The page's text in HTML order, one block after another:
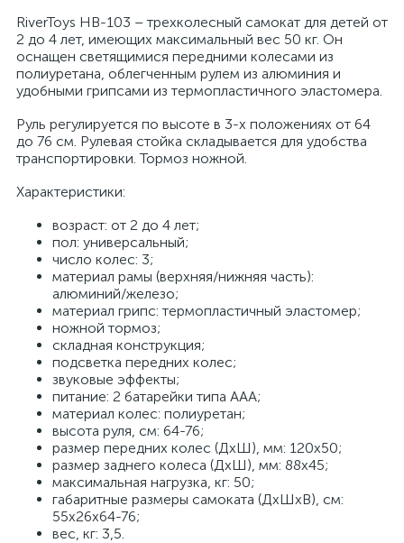
RiverToys HB-103 – трехколесный самокат для детей от
2 до 4 лет, имеющих максимальный вес 50 кг. Он
оснащен светящимися передними колесами из
полиуретана, облегченным рулем из алюминия и
удобными грипсами из термопластичного эластомера.
Руль регулируется по высоте в 3-х положениях от 64
до 76 см. Рулевая стойка складывается для удобства
транспортировки. Тормоз ножной.
Характеристики:
возраст: от 2 до 4 лет;
пол: универсальный;
число колес: 3;
материал рамы (верхняя/нижняя часть):
алюминий/железо;
материал грипс: термопластичный эластомер;
ножной тормоз;
складная конструкция;
подсветка передних колес;
звуковые эффекты;
питание: 2 батарейки типа ААА;
материал колес: полиуретан;
высота руля, см: 64-76;
размер передних колес (ДхШ), мм: 120х50;
размер заднего колеса (ДхШ), мм: 88х45;
максимальная нагрузка, кг: 50;
габаритные размеры самоката (ДхШхВ), см:
55х26х64-76;
вес, кг: 3,5.